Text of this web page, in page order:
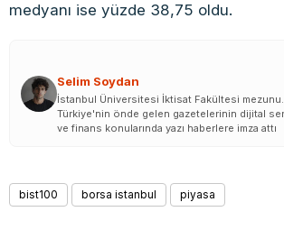
medyanı ise yüzde 38,75 oldu.
Selim Soydan
İstanbul Üniversitesi İktisat Fakültesi mezunu.
Türkiye'nin önde gelen gazetelerinin dijital
ve finans konularında yazı haberlere imza attı
bist100 borsa istanbul piyasa